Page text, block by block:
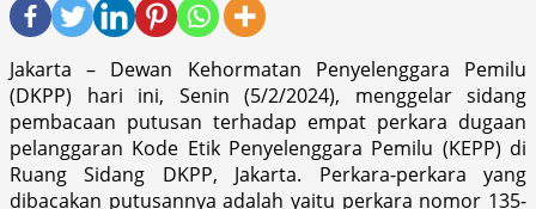
Jakarta – Dewan Kehormatan Penyelenggara Pemilu
(DKPP) hari ini, Senin (5/2/2024), menggelar sidang
pembacaan putusan terhadap empat perkara dugaan
pelanggaran Kode Etik Penyelenggara Pemilu (KEPP) di
Ruang Sidang DKPP, Jakarta. Perkara-perkara yang
dibacakan putusannya adalah yaitu perkara nomor 135-